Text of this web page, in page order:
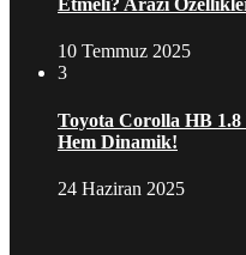
Etmeli? Arazi
10 Temmuz 2025
3
Toyota Corolla HB
Hem Dinamik!
24 Haziran 2025